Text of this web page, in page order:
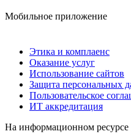
Мобильное приложение
Этика и комплаенс
Оказание услуг
Использование сайтов
Защита персональных
Пользовательское
ИТ аккредитация
На информационном ресурсе